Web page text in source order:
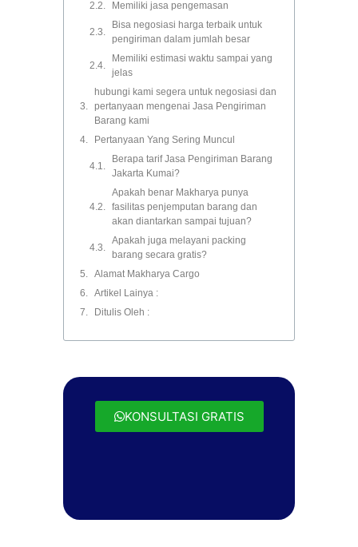
Memiliki jasa pengemasan
Bisa negosiasi harga terbaik untuk
pengiriman dalam jumlah besar
Memiliki estimasi waktu sampai yang
jelas
hubungi kami segera untuk negosiasi dan
pertanyaan mengenai Jasa Pengiriman
Barang kami
Pertanyaan Yang Sering Muncul
Berapa tarif Jasa Pengiriman Barang
Jakarta Kumai?
Apakah benar Makharya punya
fasilitas penjemputan barang dan
akan diantarkan sampai tujuan?
Apakah juga melayani packing
barang secara gratis?
Alamat Makharya Cargo
Artikel Lainya :
Ditulis Oleh :
KONSULTASI GRATIS